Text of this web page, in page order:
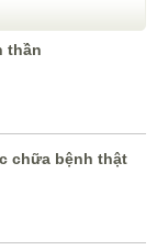
thần
chữa bệnh thật